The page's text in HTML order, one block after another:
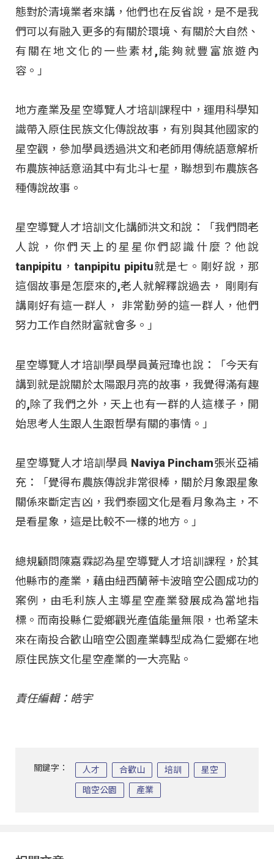
態對於清境業者來講，他們也在反省說，是不是我
們可以有融入更多的有關於環境、有關於大自然、
有關在地文化的一些素材,能夠就豐富旅遊內
容。」
地方產業及星空導覽人才培訓課程中，運用科學知
識帶入原住民族文化傳說故事，有別與其他國家的
星空觀，參加學員透過洪文和老師用傳統語意解析
布農族神話意涵其中有北斗七星，聯想到布農族各
種傳說故事。
星空導覽人才培訓文化講師洪文和說：「我們問老
人說，你們天上的星星你們認識什麼？他說
tanpipitu，tanpipitu pipitu就是七。剛好說，那
這個故事是怎麼來的,老人就解釋說過去， 剛剛有
講剛好有這一群人， 非常勤勞的這一群人，他們
努力工作自然財富就會多。」
星空導覽人才培訓學員學員黃冠瑋也說：「今天有
講到就是說關於太陽跟月亮的故事，我覺得滿有趣
的,除了我們之外，天上也有一群的人這樣子，開
始思考人生跟人生跟哲學有關的事情。」
星空導覽人才培訓學員 Naviya Pincham張米亞補
充：「覺得布農族傳說非常很棒，關於月象跟星象
關係來斷定吉凶，我們泰國文化是看月象為主，不
是看星象，這是比較不一樣的地方。」
總規顧問陳嘉霖認為星空導覽人才培訓課程，於其
他縣市的產業，藉由紐西蘭蒂卡波暗空公園成功的
案例，由毛利族人主導星空產業發展成為當地指
標。而南投縣仁愛鄉觀光產值能量無限，也希望未
來在南投合歡山暗空公園產業轉型成為仁愛鄉在地
原住民族文化星空產業的一大亮點。
責任編輯：皓宇
關鍵字： 人才 合歡山 培訓 星空
暗空公園 產業